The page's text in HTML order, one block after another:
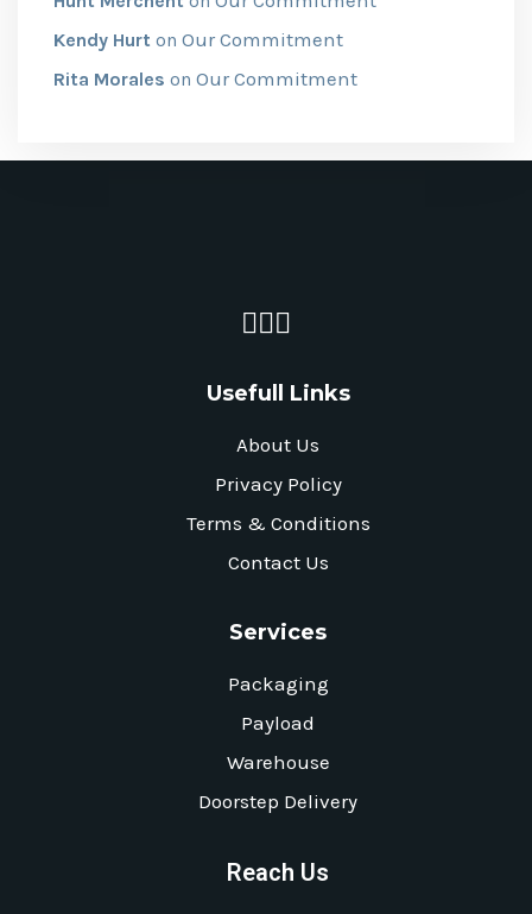
Kendy Hurt on Our Commitment
Rita Morales on Our Commitment
Usefull Links
About Us
Privacy Policy
Terms & Conditions
Contact Us
Services
Packaging
Payload
Warehouse
Doorstep Delivery
Reach Us